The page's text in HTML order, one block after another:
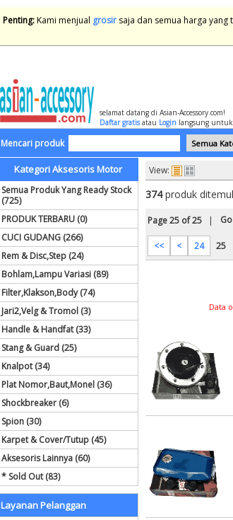
Penting:Kami menjual grosir saja dan semua harga
selamat datang di Asian-Accessory.com!
Daftar gratisatau Login langsung untuk
Mencari produk
Kategori Aksesoris Motor
Semua Produk Yang Ready Stock
(725)
PRODUK TERBARU (0)
CUCI GUDANG (266)
Rem & Disc,Step (24)
Bohlam,Lampu Variasi (89)
Filter,Klakson,Body (74)
Jari2,Velg & Tromol (3)
Handle & Handfat (33)
Stang & Guard (25)
Knalpot (34)
Plat Nomor,Baut,Monel (36)
Shockbreaker (6)
Spion (30)
Karpet & Cover/Tutup (45)
Aksesoris Lainnya (60)
* Sold Out (83)
Layanan Pelanggan
View:
374produk
Page 25 of 25 |
<< < 24 25
Data